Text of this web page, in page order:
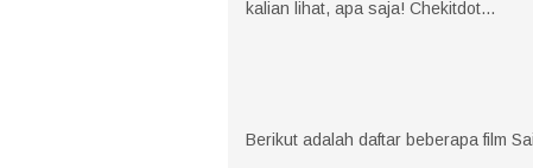
kalian lihat, apa saja! Chekitdot...
Berikut adalah daftar beberapa film